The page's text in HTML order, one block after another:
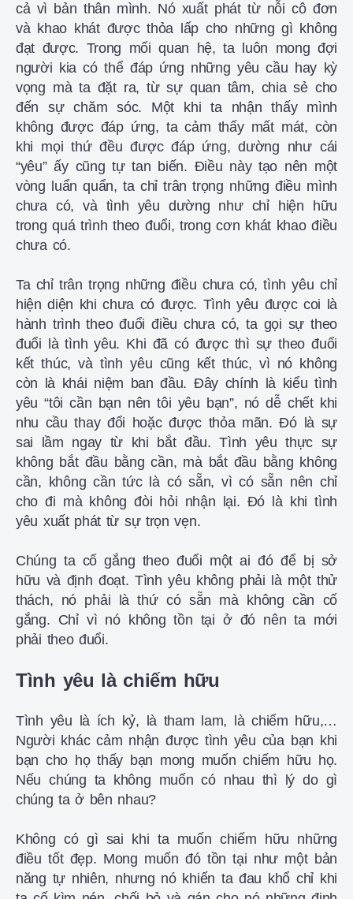
cả vì bản thân mình. Nó xuất phát từ nỗi cô đơn
và khao khát được thỏa lấp cho những gì không
đạt được. Trong mối quan hệ, ta luôn mong đợi
người kia có thể đáp ứng những yêu cầu hay kỳ
vọng mà ta đặt ra, từ sự quan tâm, chia sẻ cho
đến sự chăm sóc. Một khi ta nhận thấy mình
không được đáp ứng, ta cảm thấy mất mát, còn
khi mọi thứ đều được đáp ứng, dường như cái
“yêu” ấy cũng tự tan biến. Điều này tạo nên một
vòng luẩn quẩn, ta chỉ trân trọng những điều mình
chưa có, và tình yêu dường như chỉ hiện hữu
trong quá trình theo đuổi, trong cơn khát khao điều
chưa có.
Ta chỉ trân trọng những điều chưa có, tình yêu chỉ
hiện diện khi chưa có được. Tình yêu được coi là
hành trình theo đuổi điều chưa có, ta gọi sự theo
đuổi là tình yêu. Khi đã có được thì sự theo đuổi
kết thúc, và tình yêu cũng kết thúc, vì nó không
còn là khái niệm ban đầu. Đây chính là kiểu tình
yêu “tôi cần bạn nên tôi yêu bạn”, nó dễ chết khi
nhu cầu thay đổi hoặc được thỏa mãn. Đó là sự
sai lầm ngay từ khi bắt đầu. Tình yêu thực sự
không bắt đầu bằng cần, mà bắt đầu bằng không
cần, không cần tức là có sẵn, vì có sẵn nên chỉ
cho đi mà không đòi hỏi nhận lại. Đó là khi tình
yêu xuất phát từ sự trọn vẹn.
Chúng ta cố gắng theo đuổi một ai đó để bị sở
hữu và định đoạt. Tình yêu không phải là một thử
thách, nó phải là thứ có sẵn mà không cần cố
gắng. Chỉ vì nó không tồn tại ở đó nên ta mới
phải theo đuổi.
Tình yêu là chiếm hữu
Tình yêu là ích kỷ, là tham lam, là chiếm hữu,…
Người khác cảm nhận được tình yêu của bạn khi
bạn cho họ thấy bạn mong muốn chiếm hữu họ.
Nếu chúng ta không muốn có nhau thì lý do gì
chúng ta ở bên nhau?
Không có gì sai khi ta muốn chiếm hữu những
điều tốt đẹp. Mong muốn đó tồn tại như một bản
năng tự nhiên, nhưng nó khiến ta đau khổ chỉ khi